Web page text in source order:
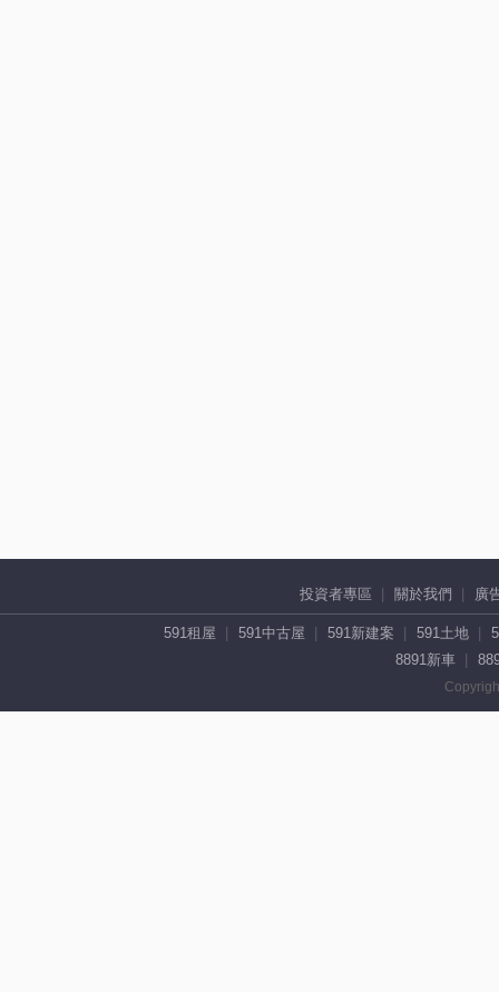
投資者專區 關於我們 廣
591租屋 591中古屋 591新建案 591土地
8891新車